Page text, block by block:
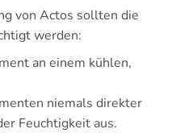
von Actos sollten die
werden:
an einem kühlen,
niemals direkter
Feuchtigkeit aus.